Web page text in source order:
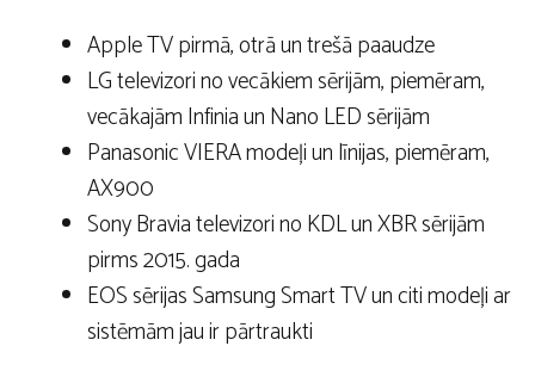
Apple TV pirmā, otrā un trešā paaudze
LG televizori no vecākiem sērijām, piemēram,
vecākajām Infinia un Nano LED sērijām
Panasonic VIERA modeļi un līnijas, piemēram,
AX900
Sony Bravia televizori no KDL un XBR sērijām
pirms 2015. gada
EOS sērijas Samsung Smart TV un citi modeļi ar
sistēmām jau ir pārtraukti